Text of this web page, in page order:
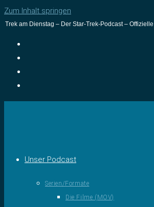
Zum Inhalt springen
Trek am Dienstag – Der Star-Trek-Podcast –
Unser Podcast
Serien/Formate
Die Filme (MOV)